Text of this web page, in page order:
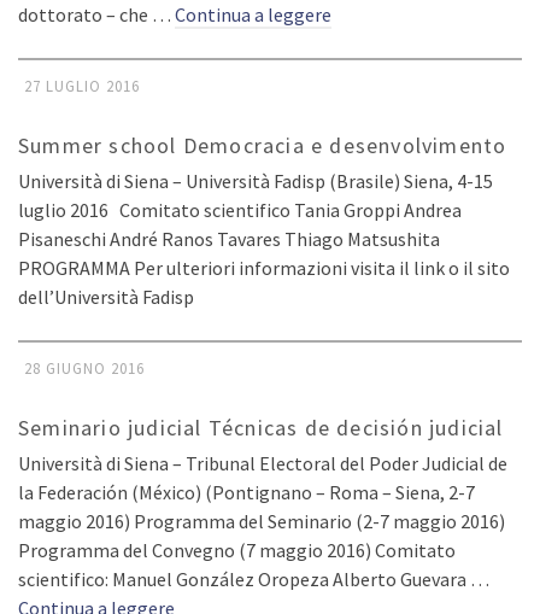
dottorato – che … Continua a leggere
27 LUGLIO 2016
Summer school Democracia e desenvolvimento
Università di Siena – Università Fadisp (Brasile) Siena, 4-15
luglio 2016 Comitato scientifico Tania Groppi Andrea
Pisaneschi André Ranos Tavares Thiago Matsushita
PROGRAMMA Per ulteriori informazioni visita il link o il sito
dell’Università Fadisp
28 GIUGNO 2016
Seminario judicial Técnicas de decisión judicial
Università di Siena – Tribunal Electoral del Poder Judicial de
la Federación (México) (Pontignano – Roma – Siena, 2-7
maggio 2016) Programma del Seminario (2-7 maggio 2016)
Programma del Convegno (7 maggio 2016) Comitato
scientifico: Manuel González Oropeza Alberto Guevara …
Continua a leggere